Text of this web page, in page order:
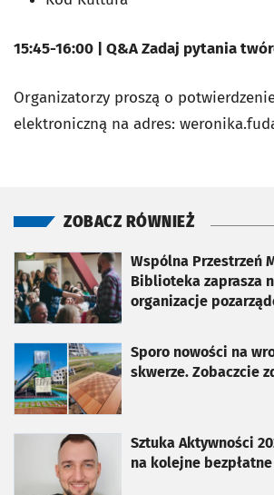
15:45-16:00 | Q&A Zadaj pytania
Organizatorzy proszą o
elektroniczną na adres:
ZOBACZ RÓWNIEŻ
Wspólna Przestrzeń
Biblioteka zaprasza
organizacje
otworzy się w nowej karcie
Sporo nowości na
skwerze. Zobaczcie
otworzy się w nowej karcie
Sztuka Aktywności
na kolejne
otworzy się w nowej karcie